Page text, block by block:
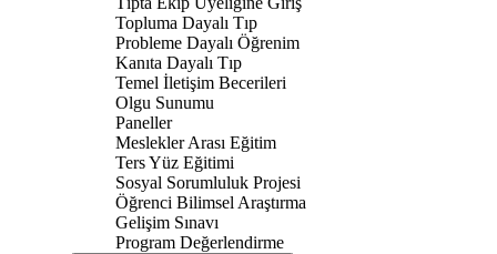
Topluma Dayalı Tıp
Probleme Dayalı Öğrenim
Kanıta Dayalı Tıp
Temel İletişim Becerileri
Olgu Sunumu
Paneller
Meslekler Arası Eğitim
Ters Yüz Eğitimi
Sosyal Sorumluluk Projesi
Öğrenci Bilimsel Araştırma
Gelişim Sınavı
Program Değerlendirme